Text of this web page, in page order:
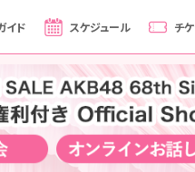
イド スケジュール チ